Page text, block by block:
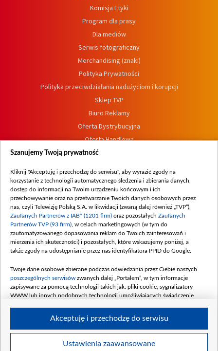
Komisja Etyki
Program dla prasy
Dla mediów
Serwis fotograficzny
Merchandising (znaki)
Polityka Prywatności
Polityka przeciwdziałania nadużyciom i korupcji
Sklep TVP
Biuro Reklamy
Oferta Dystrybucyjna
Oferta Handlowa
Dostępność
Procedura zgłoszeń wewnętrznych
Szanujemy Twoją prywatność
Kliknij "Akceptuję i przechodzę do serwisu", aby wyrazić zgody na
korzystanie z technologii automatycznego śledzenia i zbierania danych,
dostęp do informacji na Twoim urządzeniu końcowym i ich
przechowywanie oraz na przetwarzanie Twoich danych osobowych przez
nas, czyli Telewizję Polską S.A. w likwidacji (zwaną dalej również „TVP”),
Zaufanych Partnerów z IAB* (1201 firm) oraz pozostałych Zaufanych
Partnerów TVP (93 firm) , w celach marketingowych (w tym do
zautomatyzowanego dopasowania reklam do Twoich zainteresowań i
mierzenia ich skuteczności) i pozostałych, które wskazujemy poniżej, a
także zgody na udostępnianie przez nas identyfikatora PPID do Google.
Twoje dane osobowe zbierane podczas odwiedzania przez Ciebie naszych
poszczególnych serwisów zwanych dalej „Portalem”, w tym informacje
zapisywane za pomocą technologii takich jak: pliki cookie, sygnalizatory
WWW lub innych podobnych technologii umożliwiających świadczenie
Twoje dane osobowe zbierane podczas odwiedzania przez Ciebie
Ustawienia zaawansowane
Akceptuję i przechodzę do serwisu